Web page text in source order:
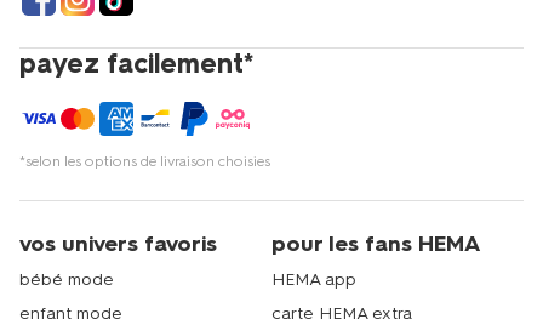
payez facilement*
*selon les options de livraison choisies
vos univers favoris
bébé mode
enfant mode
pour les fans HEMA
HEMA app
carte HEMA extra